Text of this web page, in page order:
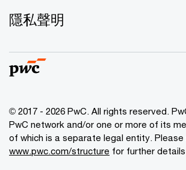
隱私聲明
© 2017 - 2026 PwC. All rights reserved.
PwC network and/or one or more of its
of which is a separate legal entity. Please
www.pwc.com/structure for further